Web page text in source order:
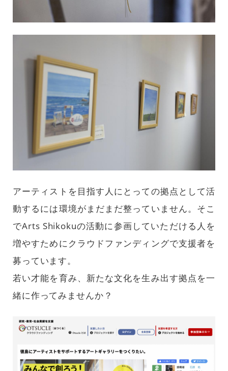
アーティストを目指す人にとっての拠点として活
動するには環境がまだまだ整っていません。そこ
でArts Shikokuの活動に参画していただける人を
増やすためにクラウドファンディングで支援者を
募っています。
若い才能を育み、新たな文化を生み出す拠点を一
緒に作ってみませんか？